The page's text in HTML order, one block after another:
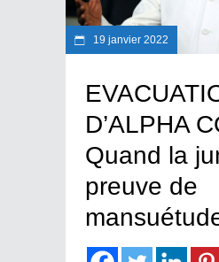
19 janvier 2022
D’ALPHA
Quand la
preuve de